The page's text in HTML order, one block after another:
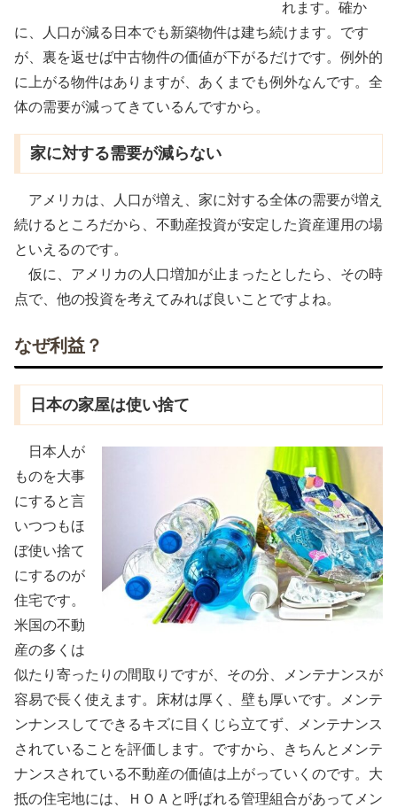
れます。確か
に、人口が減る日本でも新築物件は建ち続けます。です
が、裏を返せば中古物件の価値が下がるだけです。例外的
に上がる物件はありますが、あくまでも例外なんです。全
体の需要が減ってきているんですから。
家に対する需要が減らない
アメリカは、人口が増え、家に対する全体の需要が増え
続けるところだから、不動産投資が安定した資産運用の場
といえるのです。
仮に、アメリカの人口増加が止まったとしたら、その時
点で、他の投資を考えてみれば良いことですよね。
なぜ利益？
日本の家屋は使い捨て
日本人が
ものを大事
にすると言
いつつもほ
ぼ使い捨て
にするのが
住宅です。
米国の不動
産の多くは
似たり寄ったりの間取りですが、その分、メンテナンスが
容易で長く使えます。床材は厚く、壁も厚いです。メンテ
ンナンスしてできるキズに目くじら立てず、メンテナンス
されていることを評価します。ですから、きちんとメンテ
ナンスされている不動産の価値は上がっていくのです。大
抵の住宅地には、ＨＯＡと呼ばれる管理組合があってメン